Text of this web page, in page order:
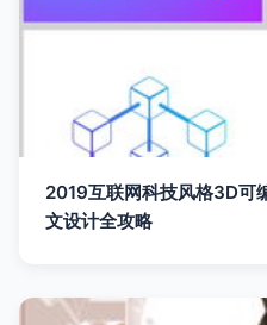
2019互联网科技风格3D可
文设计全攻略